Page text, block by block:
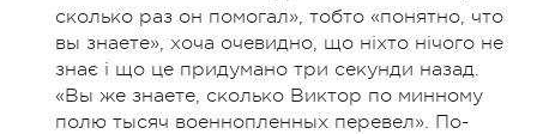
сколько раз он помогал», тобто «понятно, что
вы знаете», хоча очевидно, що ніхто нічого не
знає і що це придумано три секунди назад.
«Вы же знаете, сколько Виктор по минному
полю тысяч военнопленных перевел». По-